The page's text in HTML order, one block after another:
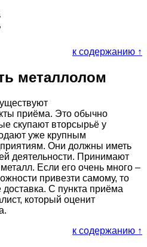
к содержанию ↑
металлолом
приёма. Это обычно
скупают вторсырьё у
уже крупным
Они должны иметь
деятельности. Принимают
Если его очень много –
привезти самому, то
С пункта приёма
который оценит
к содержанию ↑